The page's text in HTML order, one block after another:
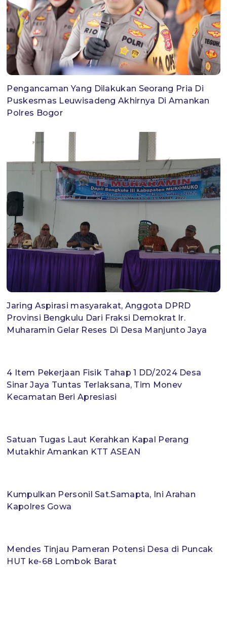
Pengancaman Yang Dilakukan Seorang Pria Di
Puskesmas Leuwisadeng Akhirnya Di Amankan
Polres Bogor
Jaring Aspirasi masyarakat, Anggota DPRD
Provinsi Bengkulu Dari Fraksi Demokrat Ir.
Muharamin Gelar Reses Di Desa Manjunto Jaya
4 Item Pekerjaan Fisik Tahap 1 DD/2024 Desa
Sinar Jaya Tuntas Terlaksana, Tim Monev
Kecamatan Beri Apresiasi
Satuan Tugas Laut Kerahkan Kapal Perang
Mutakhir Amankan KTT ASEAN
Kumpulkan Personil Sat.Samapta, Ini Arahan
Kapolres Gowa
Mendes Tinjau Pameran Potensi Desa di Puncak
HUT ke-68 Lombok Barat